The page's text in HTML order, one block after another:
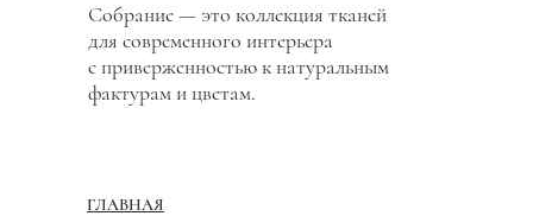
Собрание — это коллекция тканей
для современного интерьера
с приверженностью к натуральным
фактурам и цветам.
ГЛАВНАЯ